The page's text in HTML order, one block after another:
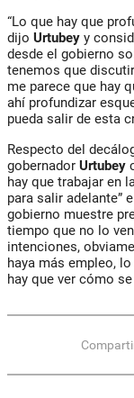
“Lo que hay que
dijo Urtubey y
desde el gobierno
tenemos que
me parece que hay
ahí profundizar
pueda salir de esta
Respecto del
gobernador Urtubey
hay que trabajar en
para salir adelante”
gobierno muestre
tiempo que no lo
intenciones,
haya más empleo,
hay que ver cómo se